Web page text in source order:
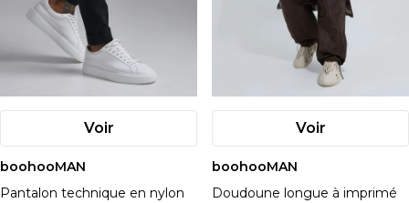
Voir
boohooMAN
Pantalon technique en nylon
Voir
boohooMAN
Doudoune longue à imprimé